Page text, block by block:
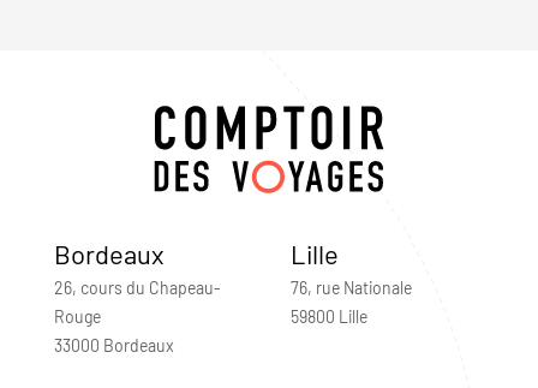
Bordeaux
26, cours du Chapeau-
Rouge
33000 Bordeaux
Lille
76, rue Nationale
59800 Lille